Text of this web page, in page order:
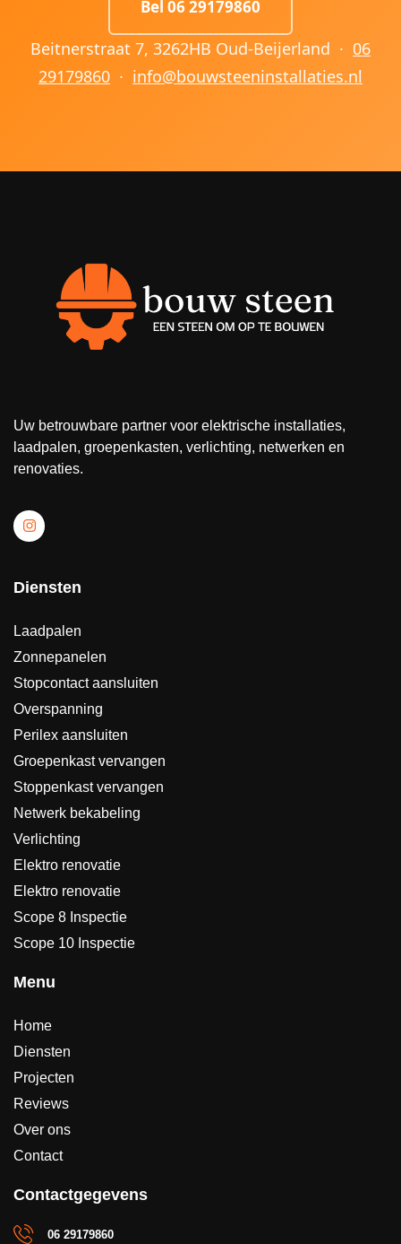
Bel 06 29179860
Beitnerstraat 7, 3262HB Oud-Beijerland · 06
29179860 · info@bouwsteeninstallaties.nl
Uw betrouwbare partner voor elektrische installaties,
laadpalen, groepenkasten, verlichting, netwerken en
renovaties.
Diensten
Laadpalen
Zonnepanelen
Stopcontact aansluiten
Overspanning
Perilex aansluiten
Groepenkast vervangen
Stoppenkast vervangen
Netwerk bekabeling
Verlichting
Elektro renovatie
Elektro renovatie
Scope 8 Inspectie
Scope 10 Inspectie
Menu
Home
Diensten
Projecten
Reviews
Over ons
Contact
Contactgegevens
06 29179860